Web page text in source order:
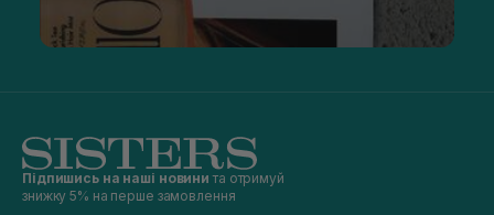
Підпишись на наші новини та отримуй
знижку 5% на перше замовлення